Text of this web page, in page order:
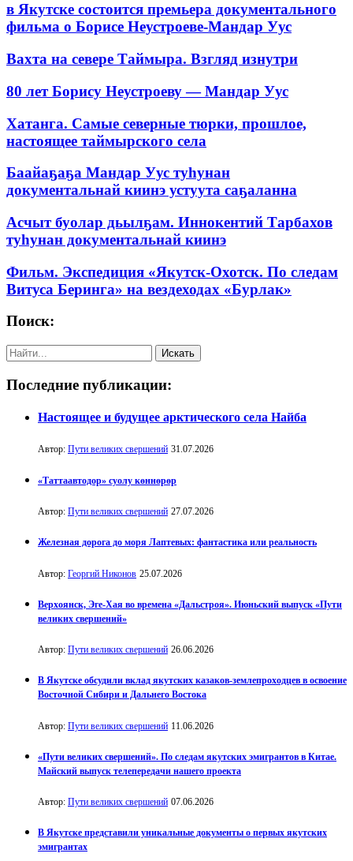
в Якутске состоится премьера документального
фильма о Борисе Неустроеве-Мандар Уус
Вахта на севере Таймыра. Взгляд изнутри
80 лет Борису Неустроеву — Мандар Уус
Хатанга. Самые северные тюрки, прошлое,
настоящее таймырского села
Баайаҕаҕа Мандар Уус туһунан
документальнай киинэ устуута саҕаланна
Асчыт буолар дьылҕам. Иннокентий Тарбахов
туһунан документальнай киинэ
Фильм. Экспедиция «Якутск-Охотск. По следам
Витуса Беринга» на вездеходах «Бурлак»
Поиск:
Последние публикации:
Настоящее и будущее арктического села Найба
Автор: Пути великих свершений 31.07.2026
«Таттаавтодор» суолу көннөрөр
Автор: Пути великих свершений 27.07.2026
Железная дорога до моря Лаптевых: фантастика или реальность
Автор: Георгий Никонов 25.07.2026
Верхоянск, Эге-Хая во времена «Дальстроя». Июньский выпуск «Пути
великих свершений»
Автор: Пути великих свершений 26.06.2026
В Якутске обсудили вклад якутских казаков-землепроходцев в освоение
Восточной Сибири и Дальнего Востока
Автор: Пути великих свершений 11.06.2026
«Пути великих свершений». По следам якутских эмигрантов в Китае.
Майский выпуск телепередачи нашего проекта
Автор: Пути великих свершений 07.06.2026
В Якутске представили уникальные документы о первых якутских
эмигрантах